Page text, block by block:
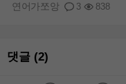
3 838
연어가쪼앙
댓글 (2)